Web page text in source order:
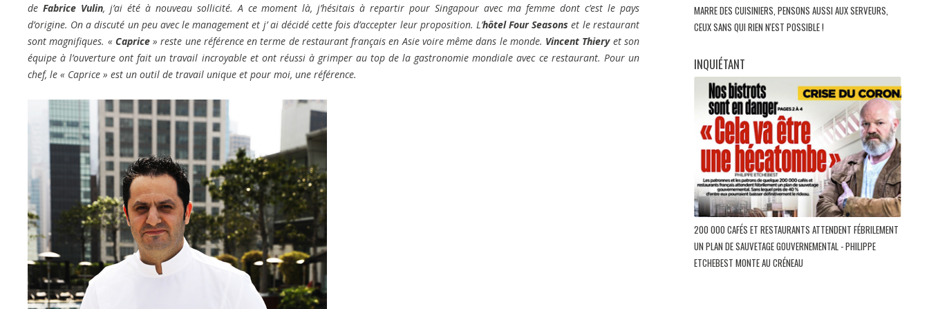
de Fabrice Vulin, j’ai été à nouveau sollicité. A ce moment là, j’hésitais à repartir pour Singapour avec ma femme dont c’est le pays
d’origine. On a discuté un peu avec le management et j’ ai décidé cette fois d’accepter leur proposition. L’hôtel Four Seasons et le restaurant
sont magnifiques. « Caprice» reste une référence en terme de restaurant français en Asie voire même dans le monde. Vincent Thieryet son
équipe à l’ouverture ont fait un travail incroyable et ont réussi à grimper au top de la gastronomie mondiale avec ce restaurant. Pour un
chef, le « Caprice » est un outil de travail unique et pour moi, une référence.
MARRE DES CUISINIERS, PENSONS AUSSI AUX SERVEURS,
CEUX SANS QUI RIEN N'EST POSSIBLE !
INQUIÉTANT
200 000 CAFÉS ET RESTAURANTS ATTENDENT FÉBRILEMENT
UN PLAN DE SAUVETAGE GOUVERNEMENTAL - PHILIPPE
ETCHEBEST MONTE AU CRÉNEAU